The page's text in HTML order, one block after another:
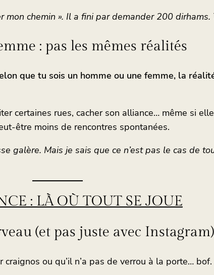
chemin ». Il a fini par demander 200 dirhams.
: pas les mêmes réalités
que tu sois un homme ou une femme, la
certaines rues, cacher son alliance… même si
être moins de rencontres spontanées.
galère. Mais je sais que ce n’est pas le cas de
: LÀ OÙ TOUT SE JOUE
(et pas juste avec Instagram)
ou qu’il n’a pas de verrou à la porte… bof.